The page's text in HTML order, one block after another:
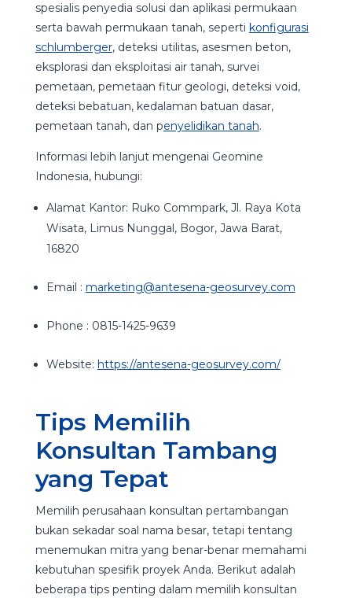
spesialis penyedia solusi dan aplikasi permukaan
serta bawah permukaan tanah, seperti konfigurasi
schlumberger, deteksi utilitas, asesmen beton,
eksplorasi dan eksploitasi air tanah, survei
pemetaan, pemetaan fitur geologi, deteksi void,
deteksi bebatuan, kedalaman batuan dasar,
pemetaan tanah, dan penyelidikan tanah.
Informasi lebih lanjut mengenai Geomine
Indonesia, hubungi:
Alamat Kantor: Ruko Commpark, Jl. Raya Kota
Wisata, Limus Nunggal, Bogor, Jawa Barat,
16820
Email : marketing@antesena-geosurvey.com
Phone : 0815-1425-9639
Website: https://antesena-geosurvey.com/
Tips Memilih
Konsultan Tambang
yang Tepat
Memilih perusahaan konsultan pertambangan
bukan sekadar soal nama besar, tetapi tentang
menemukan mitra yang benar-benar memahami
kebutuhan spesifik proyek Anda. Berikut adalah
beberapa tips penting dalam memilih konsultan